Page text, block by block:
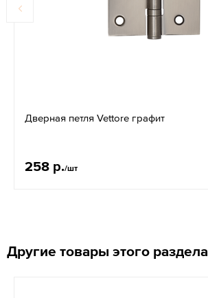
Дверная петля Vettore графит
258 р./шт
Другие товары этого раздела